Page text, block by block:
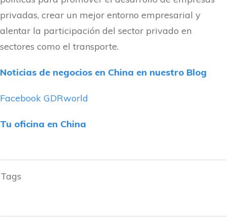
privadas, crear un mejor entorno empresarial y
alentar la participación del sector privado en
sectores como el transporte.
Noticias de negocios en China en nuestro Blog
Facebook GDRworld
Tu oficina en China
Tags